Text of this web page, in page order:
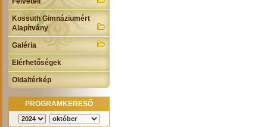
Kossuth Gimnáziumért
Alapítvány
Galéria
Elérhetőségek
Oldaltérkép
PROGRAMKERESŐ